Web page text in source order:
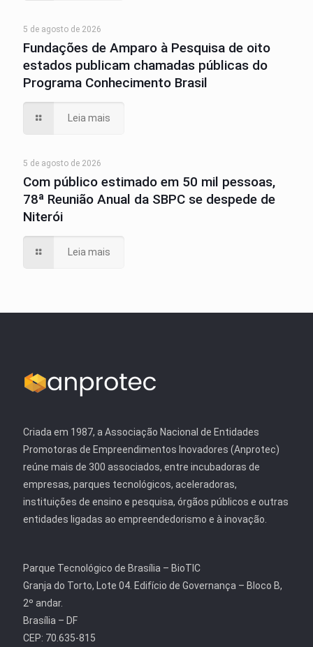
5 de agosto de 2026
Fundações de Amparo à Pesquisa de oito
estados publicam chamadas públicas do
Programa Conhecimento Brasil
Leia mais
5 de agosto de 2026
Com público estimado em 50 mil pessoas,
78ª Reunião Anual da SBPC se despede de
Niterói
Leia mais
Criada em 1987, a Associação Nacional de Entidades
Promotoras de Empreendimentos Inovadores (Anprotec)
reúne mais de 300 associados, entre incubadoras de
empresas, parques tecnológicos, aceleradoras,
instituições de ensino e pesquisa, órgãos públicos e outras
entidades ligadas ao empreendedorismo e à inovação.
Parque Tecnológico de Brasília – BioTIC
Granja do Torto, Lote 04. Edifício de Governança – Bloco B,
2º andar.
Brasília – DF
CEP: 70.635-815